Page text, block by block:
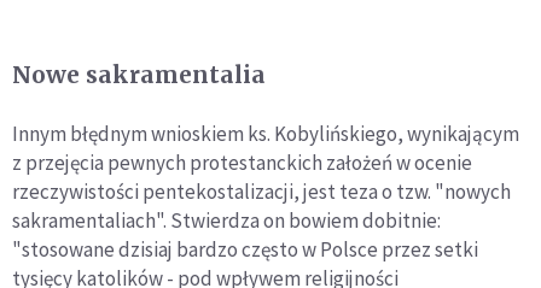
Nowe sakramentalia
Innym błędnym wnioskiem ks. Kobylińskiego, wynikającym
z przejęcia pewnych protestanckich założeń w ocenie
rzeczywistości pentekostalizacji, jest teza o tzw. "nowych
sakramentaliach". Stwierdza on bowiem dobitnie:
"stosowane dzisiaj bardzo często w Polsce przez setki
tysięcy katolików - pod wpływem religijności